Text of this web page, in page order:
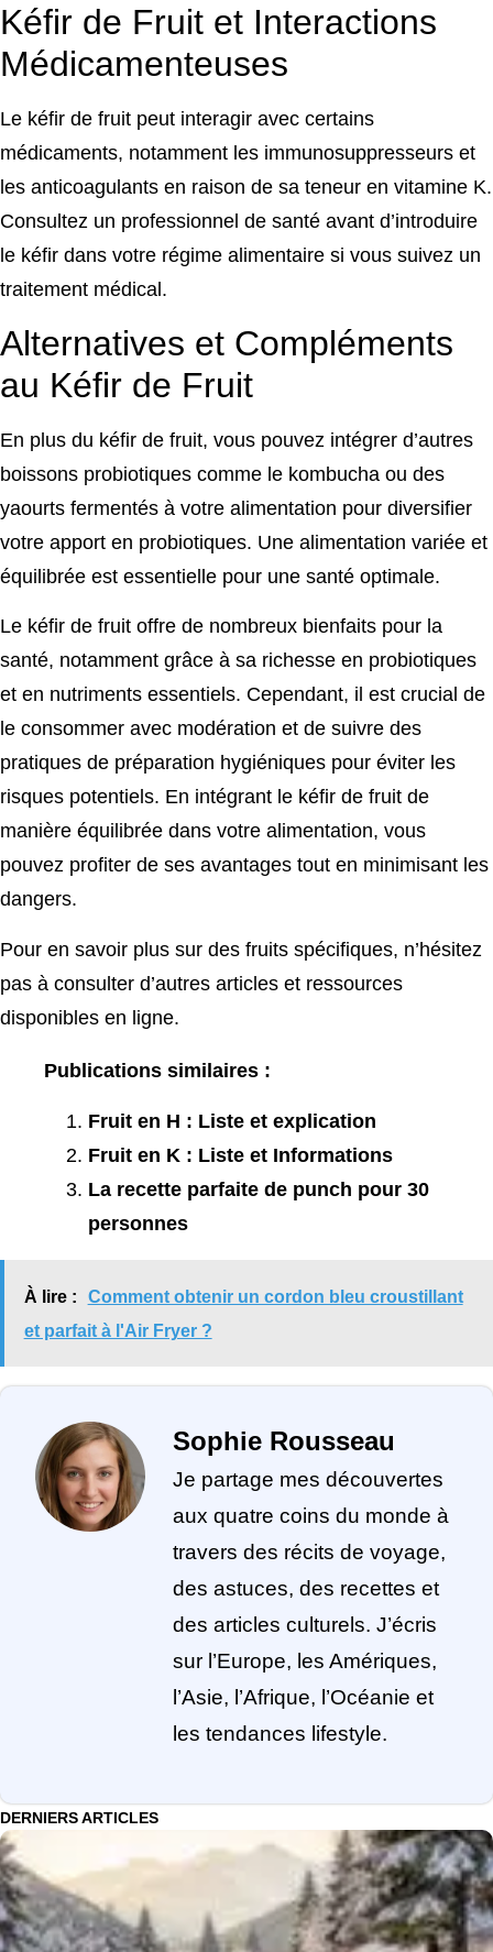
Kéfir de Fruit et Interactions
Médicamenteuses
Le kéfir de fruit peut interagir avec certains
médicaments, notamment les immunosuppresseurs et
les anticoagulants en raison de sa teneur en vitamine K.
Consultez un professionnel de santé avant d’introduire
le kéfir dans votre régime alimentaire si vous suivez un
traitement médical.
Alternatives et Compléments
au Kéfir de Fruit
En plus du kéfir de fruit, vous pouvez intégrer d’autres
boissons probiotiques comme le kombucha ou des
yaourts fermentés à votre alimentation pour diversifier
votre apport en probiotiques. Une alimentation variée et
équilibrée est essentielle pour une santé optimale.
Le kéfir de fruit offre de nombreux bienfaits pour la
santé, notamment grâce à sa richesse en probiotiques
et en nutriments essentiels. Cependant, il est crucial de
le consommer avec modération et de suivre des
pratiques de préparation hygiéniques pour éviter les
risques potentiels. En intégrant le kéfir de fruit de
manière équilibrée dans votre alimentation, vous
pouvez profiter de ses avantages tout en minimisant les
dangers.
Pour en savoir plus sur des fruits spécifiques, n’hésitez
pas à consulter d’autres articles et ressources
disponibles en ligne.
Publications similaires :
Fruit en H : Liste et explication
Fruit en K : Liste et Informations
La recette parfaite de punch pour 30
personnes
À lire :
Comment obtenir un cordon bleu croustillant
et parfait à l'Air Fryer ?
Sophie Rousseau
Je partage mes découvertes
aux quatre coins du monde à
travers des récits de voyage,
des astuces, des recettes et
des articles culturels. J’écris
sur l’Europe, les Amériques,
l’Asie, l’Afrique, l’Océanie et
les tendances lifestyle.
DERNIERS ARTICLES